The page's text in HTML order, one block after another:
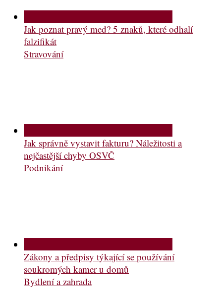
Jak poznat pravý med? 5 znaků, které odhalí
falzifikát
Stravování
Jak správně vystavit fakturu? Náležitosti a
nejčastější chyby OSVČ
Podnikání
Zákony a předpisy týkající se používání
soukromých kamer u domů
Bydlení a zahrada